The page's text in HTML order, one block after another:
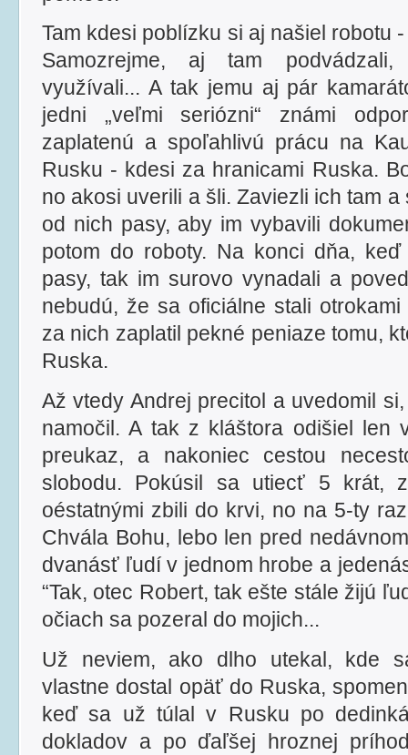
Tam kdesi poblízku si aj našiel robotu
Samozrejme, aj tam podvádzali,
využívali... A tak jemu aj pár
jedni „veľmi seriózni“ známi
zaplatenú a spoľahlivú prácu na
Rusku - kdesi za hranicami Ruska.
no akosi uverili a šli. Zaviezli ich tam
od nich pasy, aby im vybavili
potom do roboty. Na konci dňa,
pasy, tak im surovo vynadali a
nebudú, že sa oficiálne stali
za nich zaplatil pekné peniaze tomu,
Ruska.
Až vtedy Andrej precitol a uvedomil
namočil. A tak z kláštora odišiel len
preukaz, a nakoniec cestou
slobodu. Pokúsil sa utiecť 5 krát,
oéstatnými zbili do krvi, no na 5-ty
Chvála Bohu, lebo len pred
dvanásť ľudí v jednom hrobe a
“Tak, otec Robert, tak ešte stále žijú
očiach sa pozeral do mojich...
Už neviem, ako dlho utekal, kde
vlastne dostal opäť do Ruska,
keď sa už túlal v Rusku po
dokladov a po ďaľšej hroznej